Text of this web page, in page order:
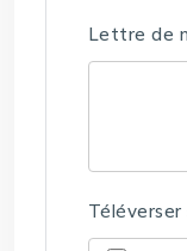
Lettre de
Téléverser